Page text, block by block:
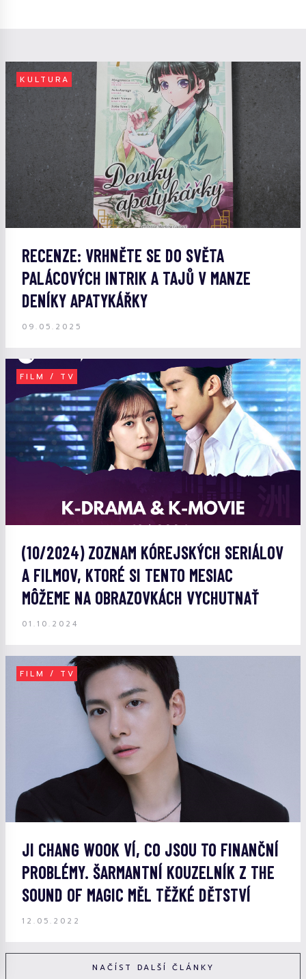
KULTURA
RECENZE: VRHNĚTE SE DO SVĚTA
PALÁCOVÝCH INTRIK A TAJŮ V MANZE
DENÍKY APATYKÁŘKY
09.05.2025
FILM / TV
(10/2024) ZOZNAM KÓREJSKÝCH SERIÁLOV
A FILMOV, KTORÉ SI TENTO MESIAC
MÔŽEME NA OBRAZOVKÁCH VYCHUTNAŤ
01.10.2024
FILM / TV
JI CHANG WOOK VÍ, CO JSOU TO FINANČNÍ
PROBLÉMY. ŠARMANTNÍ KOUZELNÍK Z THE
SOUND OF MAGIC MĚL TĚŽKÉ DĚTSTVÍ
12.05.2022
NAČÍST DALŠÍ ČLÁNKY